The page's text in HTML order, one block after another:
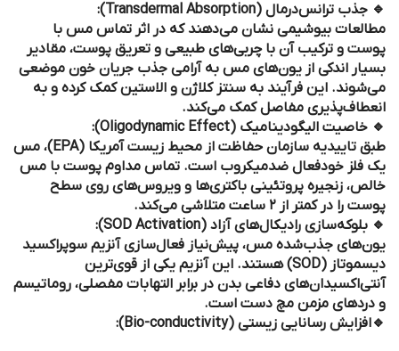
🔹 جذب ترانس‌درمال (Transdermal Absorption):
مطالعات بیوشیمی نشان می‌دهند که در اثر تماس مس با
پوست و ترکیب آن با چربی‌های طبیعی و تعریق پوست، مقادیر
بسیار اندکی از یون‌های مس به آرامی جذب جریان خون موضعی
می‌شوند. این فرآیند به سنتز کلاژن و الاستین کمک کرده و به
انعطاف‌پذیری مفاصل کمک می‌کند.
🔹 خاصیت الیگودینامیک (Oligodynamic Effect):
طبق تاییدیه سازمان حفاظت از محیط زیست آمریکا (EPA)، مس
یک فلز خود‌فعال ضد‌میکروب است. تماس مداوم پوست با مس
خالص، زنجیره پروتئینی باکتری‌ها و ویروس‌های روی سطح
پوست را در کمتر از ۲ ساعت متلاشی می‌کند.
🔹 بلوکه‌سازی رادیکال‌های آزاد (SOD Activation):
یون‌های جذب‌شده مس، پیش‌نیاز فعال‌سازی آنزیم سوپراکسید
دیسموتاز (SOD) هستند. این آنزیم یکی از قوی‌ترین
آنتی‌اکسیدان‌های دفاعی بدن در برابر التهابات مفصلی، روماتیسم
و دردهای مزمن مچ دست است.
🔹افزایش رسانایی زیستی (Bio-conductivity):